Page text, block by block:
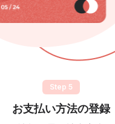
Step 5
お支払い方法の登録